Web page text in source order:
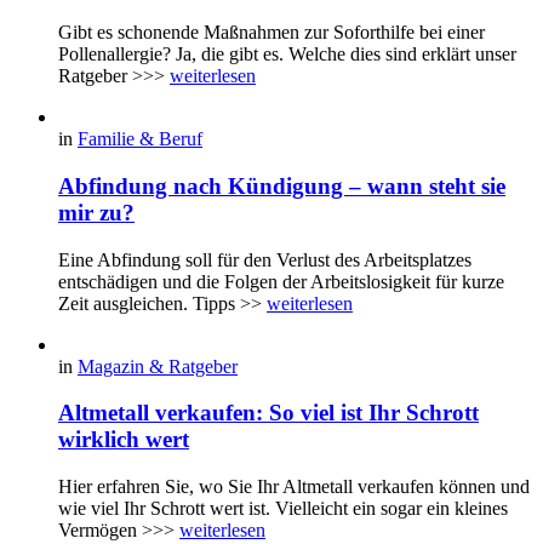
Gibt es schonende Maßnahmen zur Soforthilfe bei einer
Pollenallergie? Ja, die gibt es. Welche dies sind erklärt unser
Ratgeber >>> weiterlesen
in Familie & Beruf
Abfindung nach Kündigung – wann steht sie
mir zu?
Eine Abfindung soll für den Verlust des Arbeitsplatzes
entschädigen und die Folgen der Arbeitslosigkeit für kurze
Zeit ausgleichen. Tipps >> weiterlesen
in Magazin & Ratgeber
Altmetall verkaufen: So viel ist Ihr Schrott
wirklich wert
Hier erfahren Sie, wo Sie Ihr Altmetall verkaufen können und
wie viel Ihr Schrott wert ist. Vielleicht ein sogar ein kleines
Vermögen >>> weiterlesen